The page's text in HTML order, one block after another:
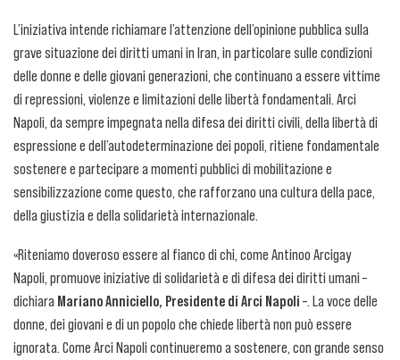
L’iniziativa intende richiamare l’attenzione dell’opinione pubblica sulla
grave situazione dei diritti umani in Iran, in particolare sulle condizioni
delle donne e delle giovani generazioni, che continuano a essere vittime
di repressioni, violenze e limitazioni delle libertà fondamentali. Arci
Napoli, da sempre impegnata nella difesa dei diritti civili, della libertà di
espressione e dell’autodeterminazione dei popoli, ritiene fondamentale
sostenere e partecipare a momenti pubblici di mobilitazione e
sensibilizzazione come questo, che rafforzano una cultura della pace,
della giustizia e della solidarietà internazionale.
«Riteniamo doveroso essere al fianco di chi, come Antinoo Arcigay
Napoli, promuove iniziative di solidarietà e di difesa dei diritti umani –
dichiara Mariano Anniciello, Presidente di Arci Napoli –. La voce delle
donne, dei giovani e di un popolo che chiede libertà non può essere
ignorata. Come Arci Napoli continueremo a sostenere, con grande senso